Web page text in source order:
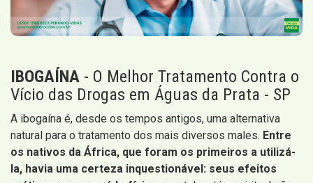
IBOGAÍNA - O Melhor Tratamento Contra o
Vício das Drogas em Águas da Prata - SP
A ibogaína é, desde os tempos antigos, uma alternativa
natural para o tratamento dos mais diversos males. Entre
os nativos da África, que foram os primeiros a utilizá-
la, havia uma certeza inquestionável: seus efeitos